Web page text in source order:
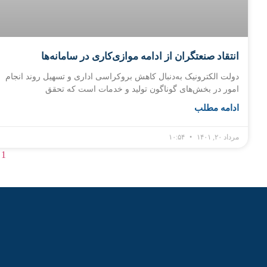
انتقاد صنعتگران از ادامه موازی‌کاری در سامانه‌ها
دولت الکترونیک به‌دنبال کاهش بروکراسی اداری و تسهیل روند انجام
امور در بخش‌های گوناگون تولید و خدمات است که تحقق
ادامه مطلب
مرداد ۲۰, ۱۴۰۱
1